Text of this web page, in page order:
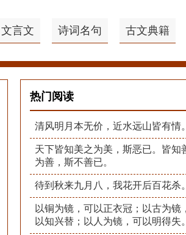
文言文 诗词名句 古文典籍
热门阅读
清风明月本无价，近水远山皆有情。
天下皆知美之为美，斯恶已。皆知
为善，斯不善已。
待到秋来九月八，我花开后百花杀。
以铜为镜，可以正衣冠；以古为镜
以知兴替；以人为镜，可以明得失。